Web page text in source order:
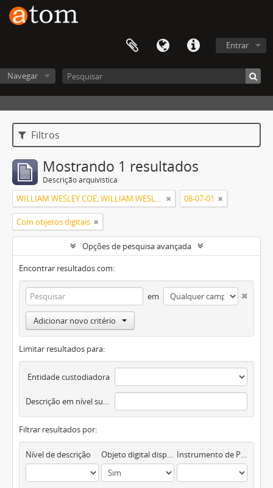
Entrar
Navegar
Filtros
Mostrando 1 resultados
Descrição arquivística
WILLIAM WESLEY COE; WILLIAM WESLEY COE JUNIOR 08-07-01
Com objetos digitais
Opções de pesquisa avançada
Encontrar resultados com:
em
Adicionar novo critério
Limitar resultados para:
Entidade custodiadora
Descrição em nível superior
Filtrar resultados por:
Nível de descrição Objeto digital disponível Instrumento de Pesquisa